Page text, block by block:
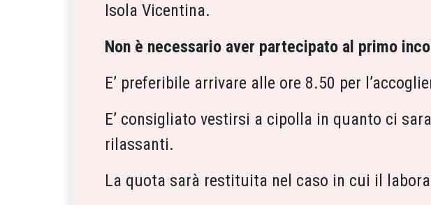
Isola Vicentina.
Non è necessario aver partecipato al primo
E’ preferibile arrivare alle ore 8.50 per
E’ consigliato vestirsi a cipolla in quanto ci
rilassanti.
La quota sarà restituita nel caso in cui il